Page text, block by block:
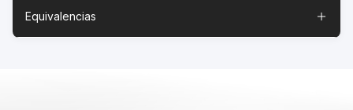
Equivalencias